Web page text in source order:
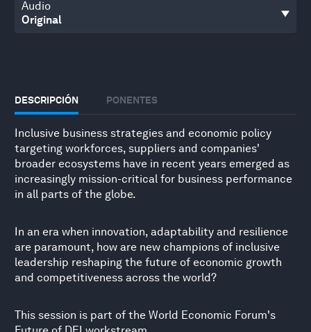
Audio
DESCRIPCIÓN PONENTES
Inclusive business strategies and economic policy
targeting workforces, suppliers and companies'
broader ecosystems have in recent years emerged as
increasingly mission-critical for business performance
in all parts of the globe.
In an era when innovation, adaptability and resilience
are paramount, how are new champions of inclusive
leadership reshaping the future of economic growth
and competitiveness across the world?
This session is part of the World Economic Forum's